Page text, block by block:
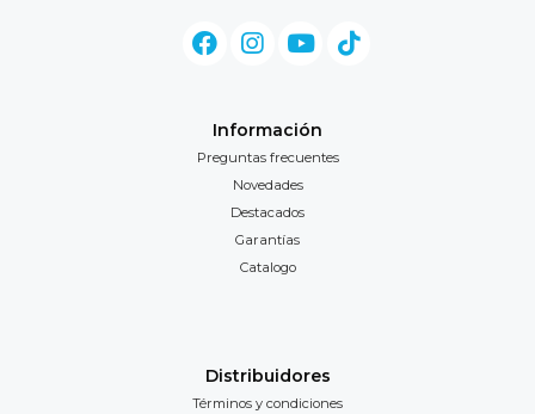
Información
Preguntas frecuentes
Novedades
Destacados
Garantías
Catalogo
Distribuidores
Términos y condiciones